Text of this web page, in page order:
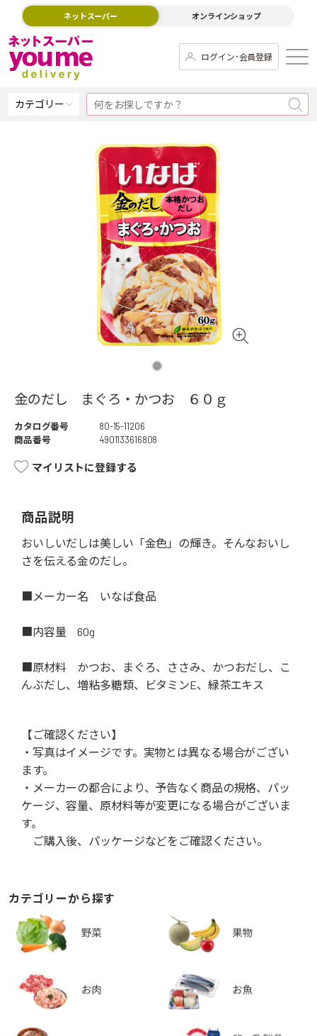
ネットスーパー オンラインショップ
ログイン･会員登録
カテゴリー
金のだし まぐろ・かつお ６０ｇ
カタログ番号
80-15-11206
商品番号
4901133616808
マイリストに登録する
商品説明
おいしいだしは美しい「金色」の輝き。そんなおいし
さを伝える金のだし。
■メーカー名 いなば食品
■内容量 60g
■原材料 かつお、まぐろ、ささみ、かつおだし、こ
んぶだし、増粘多糖類、ビタミンE、緑茶エキス
【ご確認ください】
・写真はイメージです。実物とは異なる場合がござい
ます。
・メーカーの都合により、予告なく商品の規格、パッ
ケージ、容量、原材料等が変更になる場合がございま
す。
ご購入後、パッケージなどをご確認ください。
カテゴリーから探す